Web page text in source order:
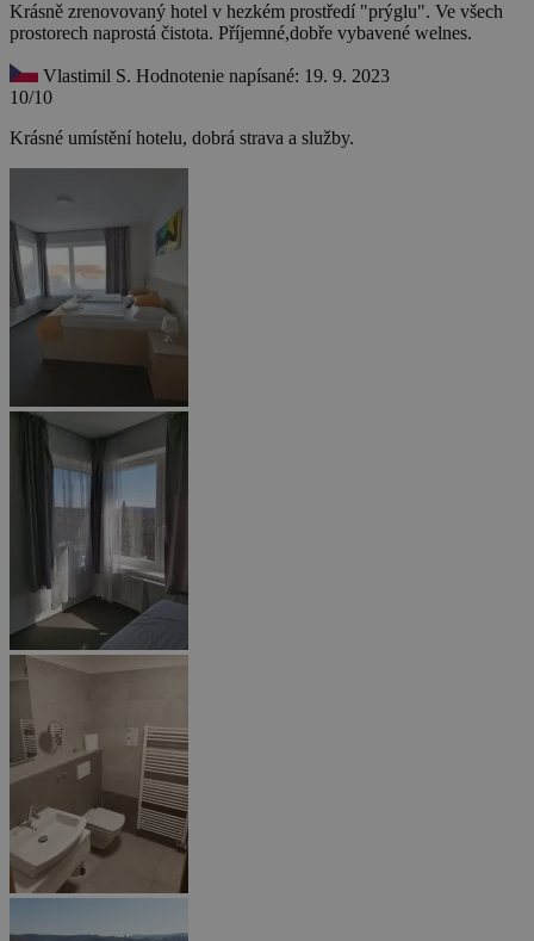
Krásně zrenovovaný hotel v hezkém prostředí "prýglu". Ve všech
prostorech naprostá čistota. Příjemné,dobře vybavené welnes.
Vlastimil S. Hodnotenie napísané: 19. 9. 2023
10/10
Krásné umístění hotelu, dobrá strava a služby.